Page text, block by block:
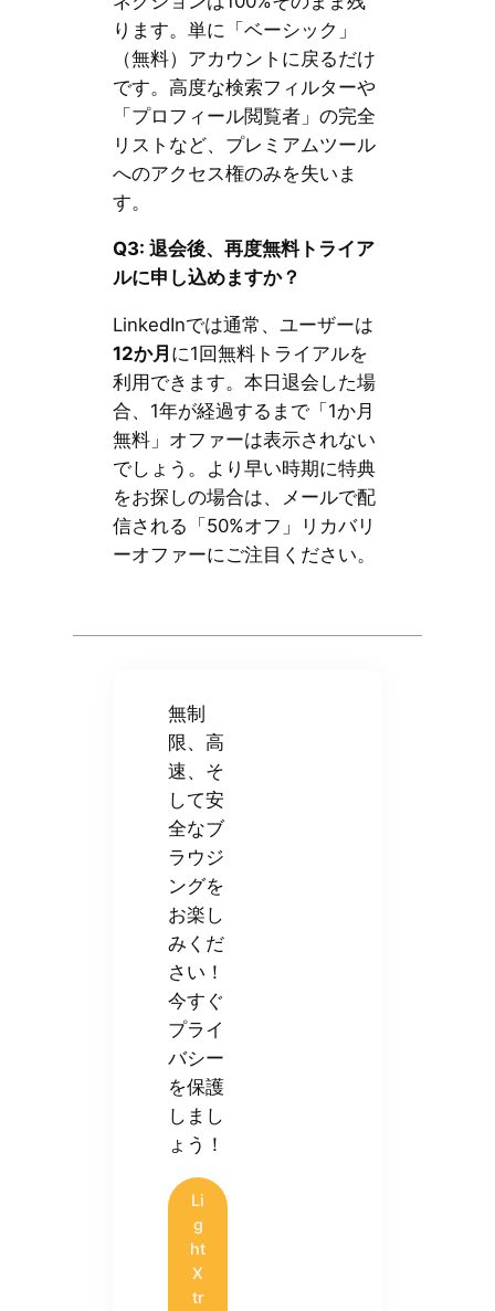
ります。単に「ベーシック」
（無料）アカウントに戻るだけ
です。高度な検索フィルターや
「プロフィール閲覧者」の完全
リストなど、プレミアムツール
へのアクセス権のみを失いま
す。
Q3: 退会後、再度無料トライア
ルに申し込めますか？
LinkedInでは通常、ユーザーは
12か月 に1回無料トライアルを
利用できます。本日退会した場
合、1年が経過するまで「1か月
無料」オファーは表示されない
でしょう。より早い時期に特典
をお探しの場合は、メールで配
信される「50%オフ」リカバリ
ーオファーにご注目ください。
無制
限、高
速、そ
して安
全なブ
ラウジ
ングを
お楽し
みくだ
さい！
今すぐ
プライ
バシー
を保護
しまし
ょう！
Li
g
ht
X
tr